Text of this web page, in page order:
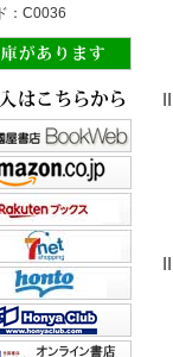
：C0036